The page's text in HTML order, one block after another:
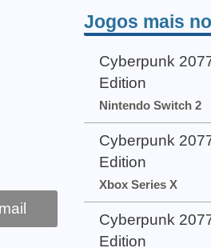
Jogos mais
Cyberpunk
Edition
Nintendo Switch 2
Cyberpunk
Edition
Xbox Series X
Cyberpunk
Edition